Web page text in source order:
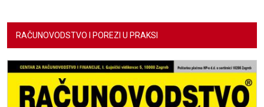
RAČUNOVODSTVO I POREZI U PRAKSI